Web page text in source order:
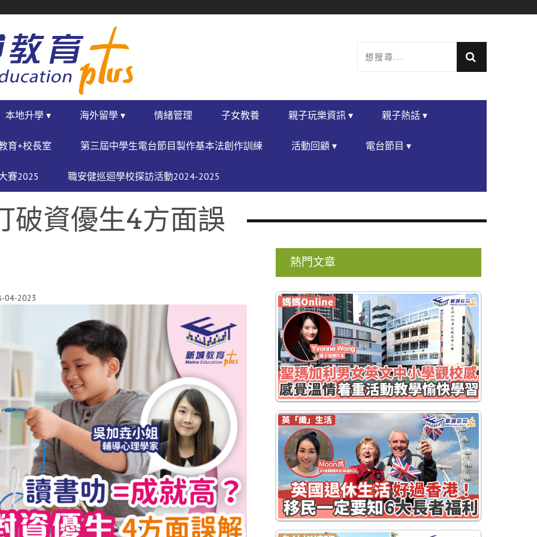
本地升學 ▾ 海外留學 ▾ 情緒管理 子女教養 親子玩樂資訊 ▾ 親子熱話 ▾
育+校長室 第三屆中學生電台節目製作基本法創作訓練 活動回顧 ▾ 電台節目 ▾
賽2025 職安健巡迴學校探訪活動2024-2025
破資優生4方面誤
04-2023
熱門文章